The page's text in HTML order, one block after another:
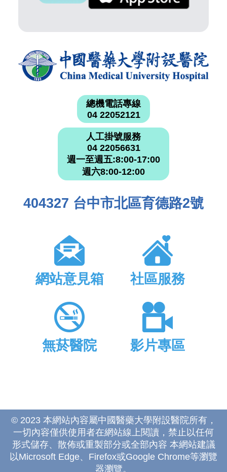
總機電話專線
04 22052121
人工掛號服務
04 22056631
週一至週五:8:00-17:00
週六8:00-12:00
404327 台中市北區育德路2號
網站意見箱 社區服務
無菸醫院 影片專區
© 2023 本網站內容屬中國醫藥大學附設醫院所有，
一切內容僅供使用者在網站線上閱讀，禁止以任何
形式儲存、散佈或重製部分或全部內容 本網站建議
以Microsoft Edge、Firefox或Google Chrome等瀏覽
器瀏覽。